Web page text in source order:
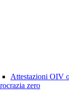
Attestazioni OIV
zero